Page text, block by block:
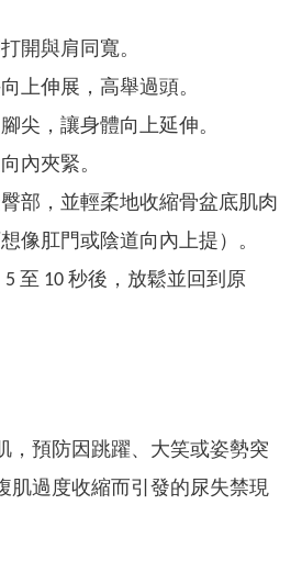
開與肩同寬。
上伸展，高舉過頭。
尖，讓身體向上延伸。
內夾緊。
部，並輕柔地收縮骨盆底肌肉
想像肛門或陰道向內上提）。
5 至 10 秒後，放鬆並回到原
，預防因跳躍、大笑或姿勢突
肌過度收縮而引發的尿失禁現